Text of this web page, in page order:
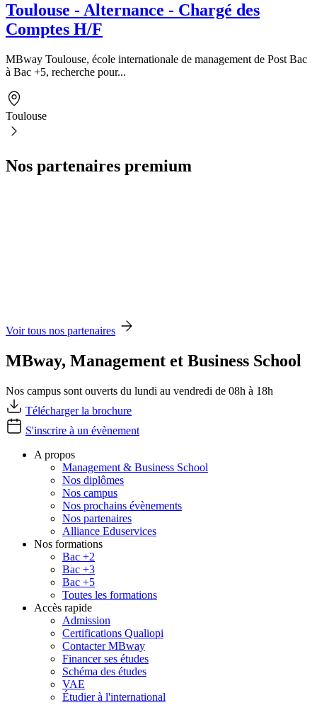
Toulouse - Alternance - Chargé des
Comptes H/F
MBway Toulouse, école internationale de management de Post Bac
à Bac +5, recherche pour...
Toulouse
Nos partenaires premium
Voir tous nos partenaires
MBway, Management et Business School
Nos campus sont ouverts du lundi au vendredi de 08h à 18h
Télécharger la brochure
S'inscrire à un évènement
A propos
Management & Business School
Nos diplômes
Nos campus
Nos prochains évènements
Nos partenaires
Alliance Eduservices
Nos formations
Bac +2
Bac +3
Bac +5
Toutes les formations
Accès rapide
Admission
Certifications Qualiopi
Contacter MBway
Financer ses études
Schéma des études
VAE
Étudier à l'international